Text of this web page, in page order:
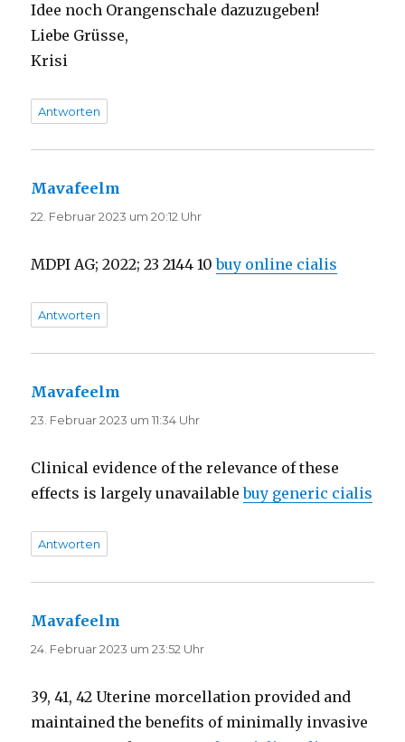
Idee noch Orangenschale dazuzugeben!
Liebe Grüsse,
Krisi
Antworten
Mavafeelm
22. Februar 2023 um 20:12 Uhr
MDPI AG; 2022; 23 2144 10buy online cialis
Antworten
Mavafeelm
23. Februar 2023 um 11:34 Uhr
Clinical evidence of the relevance of these
effects is largely unavailablebuy generic cialis
Antworten
Mavafeelm
24. Februar 2023 um 23:52 Uhr
39, 41, 42 Uterine morcellation provided and
maintained the benefits of minimally invasive